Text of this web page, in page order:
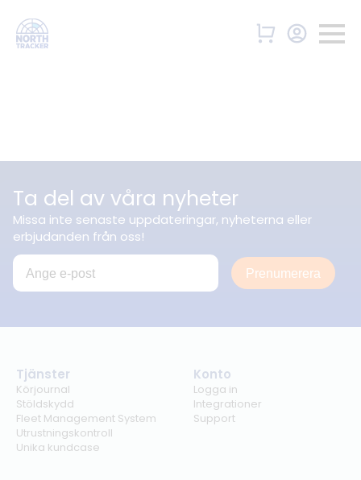
Ta del av våra nyheter
Missa inte senaste uppdateringar, nyheterna eller
erbjudanden från oss!
Prenumerera
Tjänster
Körjournal
Stöldskydd
Fleet Management System
Utrustningskontroll
Unika kundcase
Konto
Logga in
Integrationer
Support